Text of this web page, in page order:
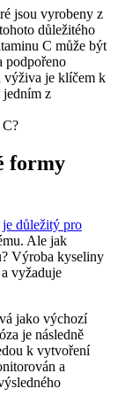
jsou vyrobeny z
důležitého
C může být
podpořeno
výživa je klíčem k
jedním z
formy
je důležitý pro
Ale jak
Výroba kyseliny
vyžaduje
jako výchozí
je následně
k vytvoření
a